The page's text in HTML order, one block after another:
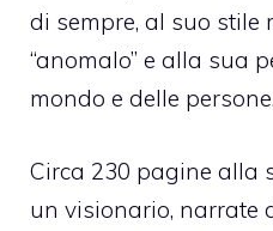
di sempre, al suo stile
“anomalo” e alla sua
mondo e delle persone.
Circa 230 pagine alla
un visionario, narrate